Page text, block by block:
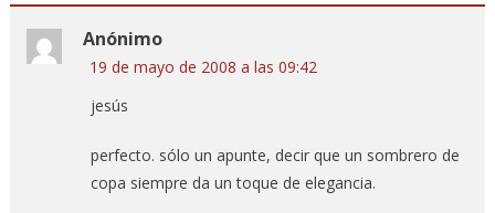
Anónimo
19 de mayo de 2008 a las 09:42
jesús
perfecto. sólo un apunte, decir que un sombrero de
copa siempre da un toque de elegancia.